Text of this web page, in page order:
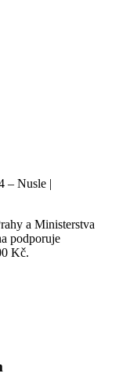
– Nusle |
a Ministerstva
podporuje
Kč.